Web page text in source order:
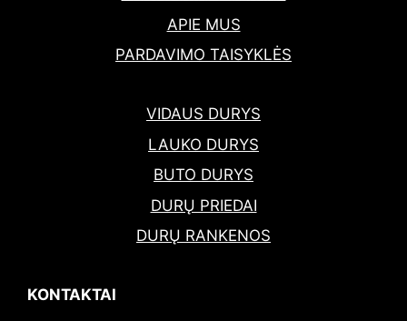
APIE MUS
PARDAVIMO TAISYKLĖS
VIDAUS DURYS
LAUKO DURYS
BUTO DURYS
DURŲ PRIEDAI
DURŲ RANKENOS
KONTAKTAI